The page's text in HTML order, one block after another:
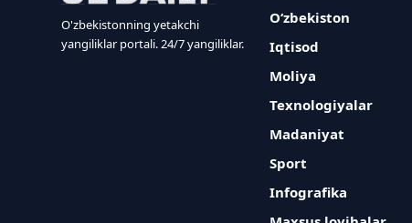
O'zbekistonning yetakchi
yangiliklar portali. 24/7 yangiliklar.
O‘zbekiston
Iqtisod
Moliya
Texnologiyalar
Madaniyat
Sport
Infografika